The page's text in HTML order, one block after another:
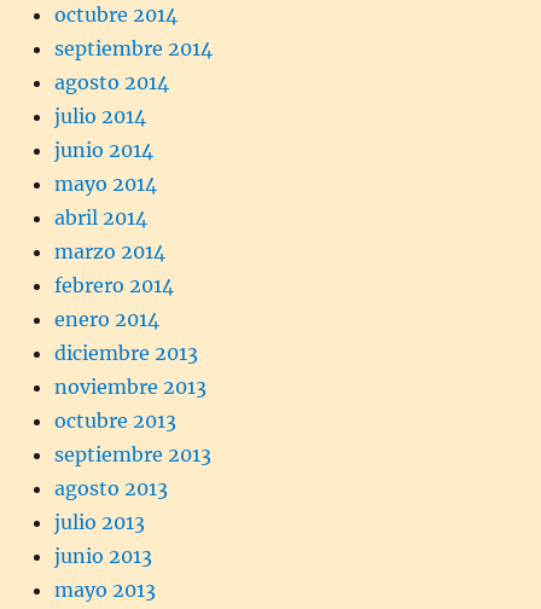
octubre 2014
septiembre 2014
agosto 2014
julio 2014
junio 2014
mayo 2014
abril 2014
marzo 2014
febrero 2014
enero 2014
diciembre 2013
noviembre 2013
octubre 2013
septiembre 2013
agosto 2013
julio 2013
junio 2013
mayo 2013